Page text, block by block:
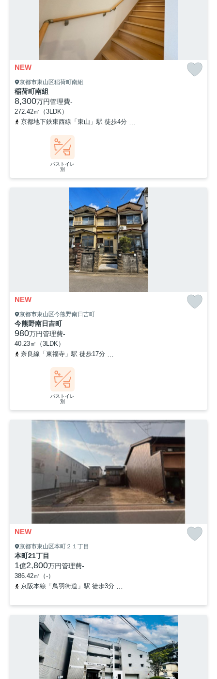
NEW
京都市東山区稲荷町南組
稲荷町南組
8,300万円管理費-
272.42㎡（3LDK）
京都地下鉄東西線「東山」駅 徒歩4分
バストイレ
別
NEW
京都市東山区今熊野南日吉町
今熊野南日吉町
980万円管理費-
40.23㎡（3LDK）
奈良線「東福寺」駅 徒歩17分
バストイレ
別
NEW
京都市東山区本町２１丁目
本町21丁目
1億2,800万円管理費-
386.42㎡（-）
京阪本線「鳥羽街道」駅 徒歩3分